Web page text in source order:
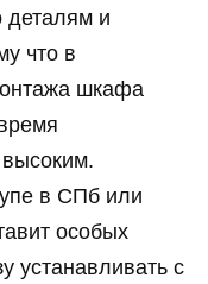
деталям и
что в
шкафа
высоким.
в СПб или
особых
устанавливать с